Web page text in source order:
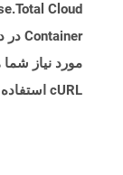
مورد نیاز
cURL استفاده کنید.